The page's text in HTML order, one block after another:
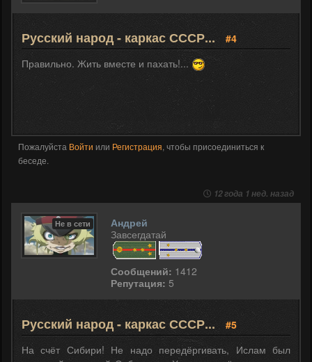
Русский народ - каркас СССР...
#4
Правильно. Жить вместе и пахать!...
Пожалуйста Войти или Регистрация, чтобы присоединиться к
беседе.
12 года 1 нед. назад
Не в сети
Андрей
Завсегдатай
Сообщений: 1412
Репутация: 5
Русский народ - каркас СССР...
#5
На счёт Сибири! Не надо передёргивать, Ислам был